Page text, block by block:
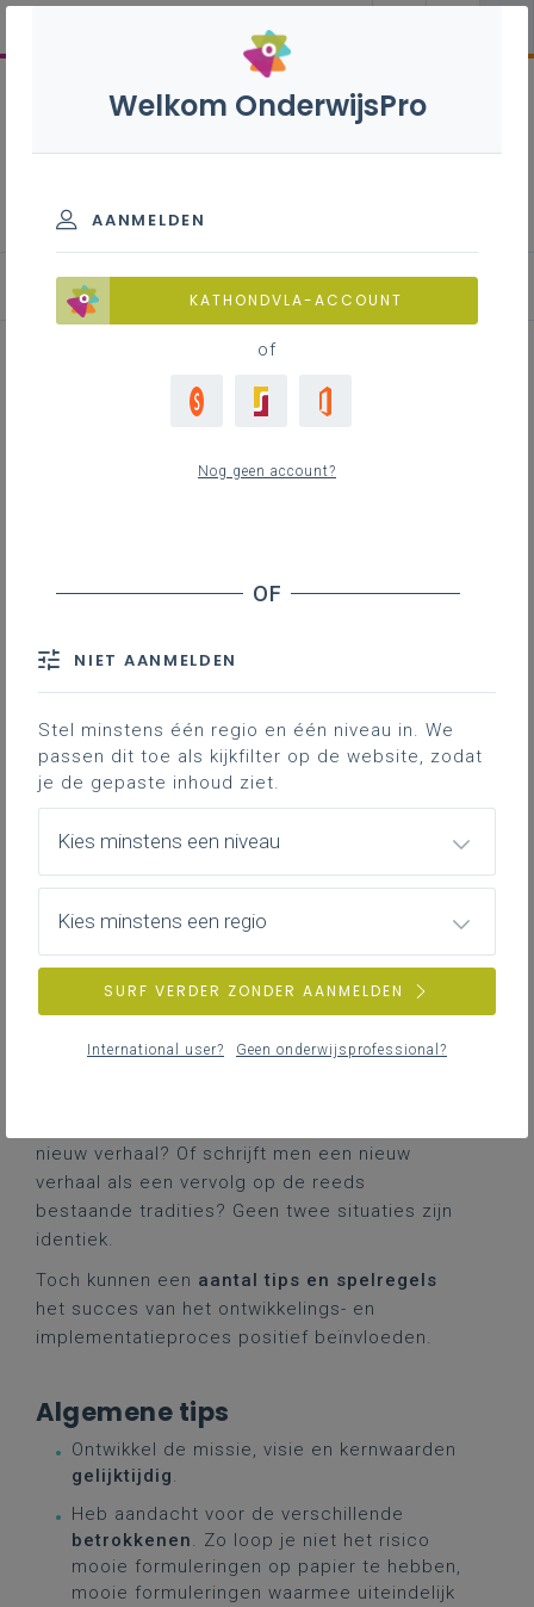
Hoe
missie, visie en kernwaarden
Contact
Welke stappen zet je als organisatie om tot
een
gedragen
papier staan?
Er bestaat jammer genoeggeen handleiding
die voor alle organisaties en in alle contexten
toepasbaar is. Veel hangt immers van de
concrete situatie. Gaat het om een volledig
nieuwe organisatie zonder historiek? Of gaat
het om een organisatie die ontstaan is uit een
nieuw verhaal? Of schrijft men een nieuw
verhaal als een vervolg op de reeds
bestaande tradities? Geen twee situaties zijn
identiek.
Toch kunnen een aantal tips en spelregels
het succes van het ontwikkelings- en
implementatieproces positief beïnvloeden.
Algemene tips
Ontwikkel de missie, visie en kernwaarden
gelijktijdig.
Heb aandacht voor de verschillende
betrokkenen. Zo loop je niet het risico
mooie formuleringen op papier te hebben,
mooie formuleringen waarmee uiteindelijk
Welkom OnderwijsPro
AANMELDEN
KATHONDVLA-ACCOUNT
of
Nog geen account?
NIET AANMELDEN
Stel minstens één regio en één niveau in. We
passen dit toe als kijkfilter op de website, zodat
je de gepaste inhoud ziet.
Kies minstens een niveau
Kies minstens een regio
SURF VERDER ZONDER AANMELDEN
International user? Geen onderwijsprofessional?